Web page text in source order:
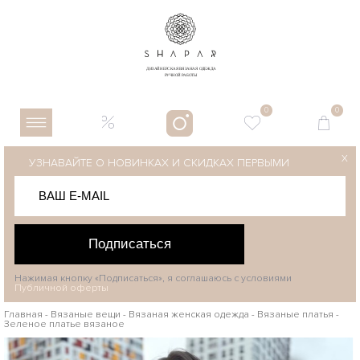
0 0
УЗНАВАЙТЕ О НОВИНКАХ И СКИДКАХ ПЕРВЫМИ
Подписаться
X
Нажимая кнопку «Подписаться», я соглашаюсь с условиями
Публичной оферты
Главная - Вязаные вещи - Вязаная женская одежда - Вязаные платья -
Зеленое платье вязаное